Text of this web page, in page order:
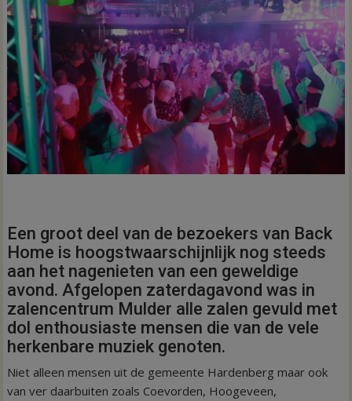
Een groot deel van de bezoekers van Back
Home is hoogstwaarschijnlijk nog steeds
aan het nagenieten van een geweldige
avond. Afgelopen zaterdagavond was in
zalencentrum Mulder alle zalen gevuld met
dol enthousiaste mensen die van de vele
herkenbare muziek genoten.
Niet alleen mensen uit de gemeente Hardenberg maar ook
van ver daarbuiten zoals Coevorden, Hoogeveen,